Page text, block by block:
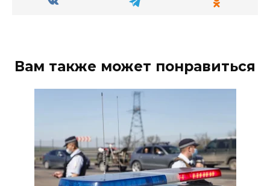
Вам также может понравиться